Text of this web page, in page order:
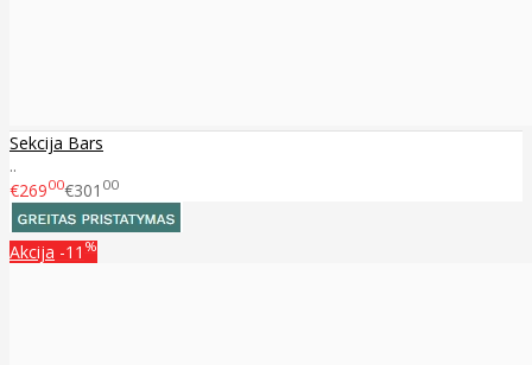
Sekcija Bars
..
€26900€301 00
Akcija -11 %